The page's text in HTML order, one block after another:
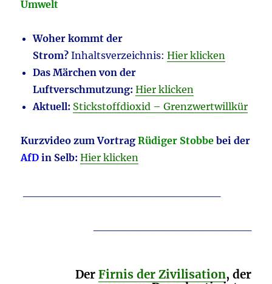
Umwelt
Woher kommt der
Strom? Inhaltsverzeichnis:Hier klicken
Das Märchen von der
Luftverschmutzung: Hier klicken
Aktuell: Stickstoffdioxid – Grenzwertwillkür
Kurzvideo zum VortragRüdiger Stobbe bei der
AfD in Selb: Hier klicken
Der Firnis der Zivilisation, der